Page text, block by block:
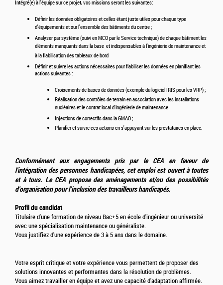
Intégré(e) à l'équipe sur ce projet, vos missions seront les suivantes:
Définir les données obligatoires et celles étant juste utiles pour chaque type
d'équipements et sur l'ensemble des bâtiments du centre ;
Analyser par système (suivi en MCO par le Service technique) de chaque bâtiment les
éléments manquants dans la base et indispensables à l'ingénierie de maintenance et
à la fiabilisation des tableaux de bord
Définir et suivre les actions nécessaires pour fiabiliser les données en planifiant les
actions suivantes:
Croisements de bases de données (exemple du logiciel IRIS pour les VRP) ;
Réalisation des contrôles de terrain en association avec les installations
nucléaires et le contrat local d'ingénierie de maintenance
Injections de correctifs dans la GMAO ;
Planifier et suivre ces actions en s'appuyant sur les prestataires en place.
Conformément aux engagements pris par le CEA en faveur de
l'intégration des personnes handicapées, cet emploi est ouvert à toutes
et à tous. Le CEA propose des aménagements et/ou des possibilités
d'organisation pour l’inclusion des travailleurs handicapés.
Profil du candidat
Titulaire d'une formation de niveau Bac+5 en école d'ingénieur ou université
avec une spécialisation maintenance ou généraliste.
Vous justifiez d'une expérience de 3 à 5 ans dans le domaine.
Votre esprit critique et votre expérience vous permettent de proposer des
solutions innovantes et performantes dans la résolution de problèmes.
Vous aimez travailler en équipe et avez une capacité d'adaptation affirmée.